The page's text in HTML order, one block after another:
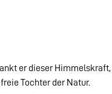
er dieser Himmelskraft,
Tochter der Natur.